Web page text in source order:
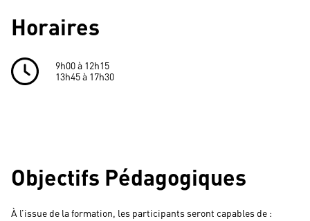
Horaires
9h00 à 12h15
13h45 à 17h30
Objectifs Pédagogiques
À l’issue de la formation, les participants seront capables de :